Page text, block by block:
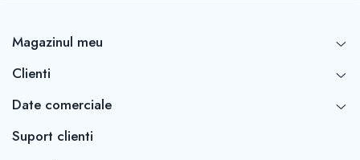
Magazinul meu
Clienti
Date comerciale
Suport clienti